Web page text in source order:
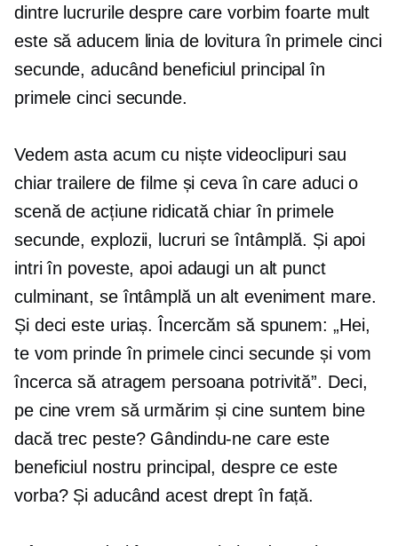
dintre lucrurile despre care vorbim foarte mult
este să aducem linia de lovitura în primele cinci
secunde, aducând beneficiul principal în
primele cinci secunde.
Vedem asta acum cu niște videoclipuri sau
chiar trailere de filme și ceva în care aduci o
scenă de acțiune ridicată chiar în primele
secunde, explozii, lucruri se întâmplă. Și apoi
intri în poveste, apoi adaugi un alt punct
culminant, se întâmplă un alt eveniment mare.
Și deci este uriaș. Încercăm să spunem: „Hei,
te vom prinde în primele cinci secunde și vom
încerca să atragem persoana potrivită”. Deci,
pe cine vrem să urmărim și cine suntem bine
dacă trec peste? Gândindu-ne care este
beneficiul nostru principal, despre ce este
vorba? Și aducând acest drept în față.